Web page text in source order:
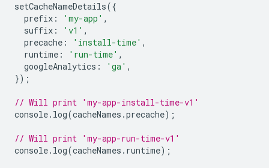
setCacheNameDetails({
prefix : 'my-app' ,
suffix : 'v1' ,
precache : 'install-time' ,
runtime : 'run-time' ,
googleAnalytics : 'ga' ,
});
// Will print 'my-app-install-time-v1'
console. log(cacheNames .precache);
// Will print 'my-app-run-time-v1'
console. log(cacheNames . runtime);